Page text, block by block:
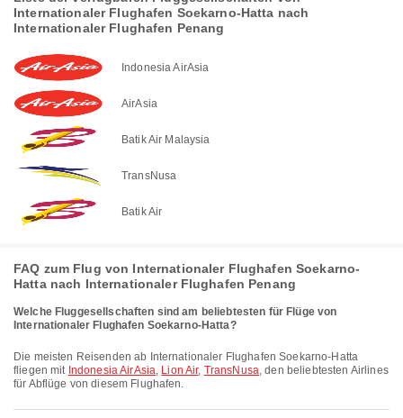
Internationaler Flughafen Soekarno-Hatta nach
Internationaler Flughafen Penang
Indonesia AirAsia
AirAsia
Batik Air Malaysia
TransNusa
Batik Air
FAQ zum Flug von Internationaler Flughafen Soekarno-
Hatta nach Internationaler Flughafen Penang
Welche Fluggesellschaften sind am beliebtesten für Flüge von
Internationaler Flughafen Soekarno-Hatta?
Die meisten Reisenden ab Internationaler Flughafen Soekarno-Hatta
fliegen mit Indonesia AirAsia, Lion Air, TransNusa, den beliebtesten Airlines
für Abflüge von diesem Flughafen.